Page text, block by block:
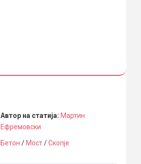
Автор на статија: Мартин
Ефремовски
Бетон / Мост/Скопје